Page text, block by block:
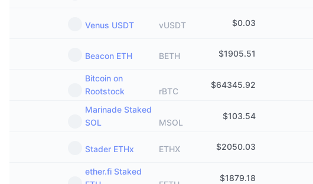
Venus USDT vUSDT $0.03
Beacon ETH BETH $1905.51
Bitcoin on
Rootstock
rBTC
$64345.92
Marinade Staked
SOL
MSOL
$103.54
Stader ETHx ETHX $2050.03
ether.fi Staked
$1879.18